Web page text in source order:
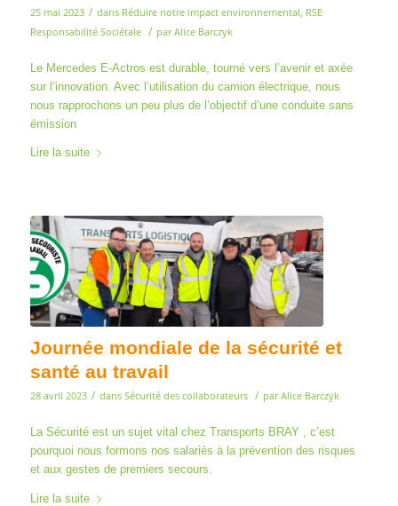
25 mai 2023 / dans Réduire notre impact environnemental RSE
Responsabilité Sociétale
/ parAlice Barczyk
Le Mercedes E-Actros est durable, tourné vers l’avenir et axée
sur l’innovation. Avec l’utilisation du camion électrique, nous
nous rapprochons un peu plus de l’objectif d’une conduite sans
émission
Lire la suite
Journée mondiale de la sécurité et
santé au travail
28 avril 2023 / dans Sécurité des collaborateurs / parAlice Barczyk
La Sécurité est un sujet vital chez Transports BRAY , c’est
pourquoi nous formons nos salariés à la prévention des risques
et aux gestes de premiers secours.
Lire la suite